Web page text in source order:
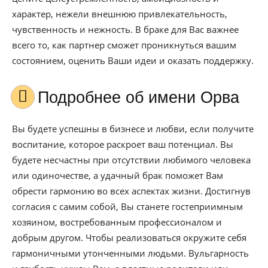
характер, нежели внешнюю привлекательность,
чувственность и нежность. В браке для Вас важнее
всего то, как партнер сможет проникнуться вашим
состоянием, оценить Ваши идеи и оказать поддержку.
Подробнее об имени Орва
Вы будете успешны в бизнесе и любви, если получите
воспитание, которое раскроет ваш потенциал. Вы
будете несчастны при отсутствии любимого человека
или одиночестве, а удачный брак поможет Вам
обрести гармонию во всех аспектах жизни. Достигнув
согласия с самим собой, Вы станете гостеприимным
хозяином, востребованным профессионалом и
добрым другом. Чтобы реализоваться окружите себя
гармоничными утонченными людьми. Вульгарность